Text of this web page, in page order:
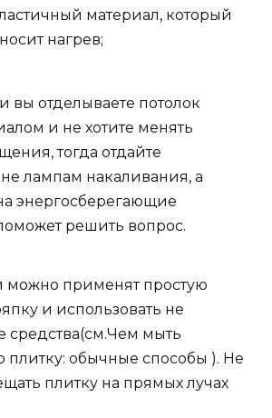
материал, который
нагрев;
вы отделываете потолок
и не хотите менять
тогда отдайте
лампам накаливания, а
энергосберегающие
решить вопрос.
можно применят простую
и использовать не
средства(см.Чем мыть
плитку: обычные способы ). Не
плитку на прямых лучах